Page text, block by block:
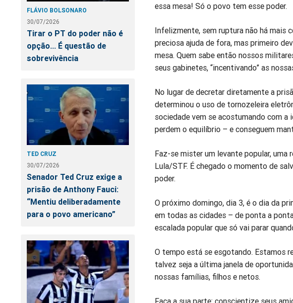
FLÁVIO BOLSONARO
30/07/2026
Tirar o PT do poder não é
opção... É questão de
sobrevivência
TED CRUZ
30/07/2026
Senador Ted Cruz exige a
prisão de Anthony Fauci:
“Mentiu deliberadamente
para o povo americano”
essa mesa! Só o povo tem esse poder.
Infelizmente, sem ruptura não há mais
preciosa ajuda de fora, mas primeiro
mesa. Quem sabe então nossos
seus gabinetes, “incentivando” as
No lugar de decretar diretamente a
determinou o uso de tornozeleira
sociedade vem se acostumando com a
perdem o equilíbrio – e conseguem
Faz-se mister um levante popular, uma
Lula/STF. É chegado o momento de
poder.
O próximo domingo, dia 3, é o dia da
em todas as cidades – de ponta a
escalada popular que só vai parar
O tempo está se esgotando. Estamos
talvez seja a última janela de
nossas famílias, filhos e netos.
Faça a sua parte: conscientize seus